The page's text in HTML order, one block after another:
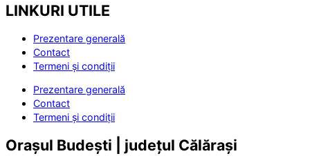
LINKURI UTILE
Prezentare generală
Contact
Termeni și condiții
Prezentare generală
Contact
Termeni și condiții
Orașul Budești | județul Călărași